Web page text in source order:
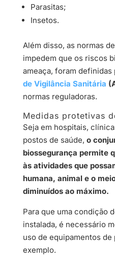
Parasitas;
Insetos.
Além disso, as normas
impedem que os riscos
ameaça, foram definidas
de Vigilância Sanitária
normas reguladoras.
Medidas protetivas
Seja em hospitais,
postos de saúde, o
biossegurança permite
às atividades que
humana, animal e o
diminuídos ao máximo.
Para que uma condição
instalada, é necessário
uso de equipamentos
exemplo.